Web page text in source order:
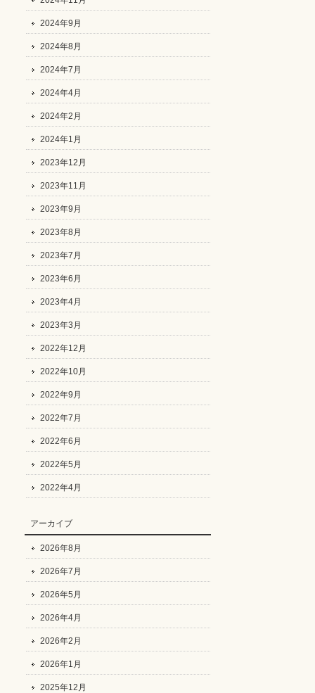
2024年9月
2024年8月
2024年7月
2024年4月
2024年2月
2024年1月
2023年12月
2023年11月
2023年9月
2023年8月
2023年7月
2023年6月
2023年4月
2023年3月
2022年12月
2022年10月
2022年9月
2022年7月
2022年6月
2022年5月
2022年4月
アーカイブ
2026年8月
2026年7月
2026年5月
2026年4月
2026年2月
2026年1月
2025年12月